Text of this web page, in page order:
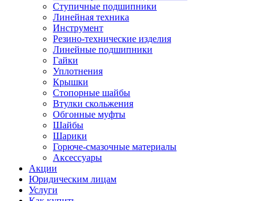
Ступичные подшипники
Линейная техника
Инструмент
Резино-технические изделия
Линейные подшипники
Гайки
Уплотнения
Крышки
Стопорные шайбы
Втулки скольжения
Обгонные муфты
Шайбы
Шарики
Горюче-смазочные материалы
Аксессуары
Акции
Юридическим лицам
Услуги